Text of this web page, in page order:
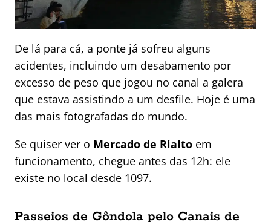
De lá para cá, a ponte já sofreu alguns
acidentes, incluindo um desabamento por
excesso de peso que jogou no canal a galera
que estava assistindo a um desfile. Hoje é uma
das mais fotografadas do mundo.
Se quiser ver o Mercado de Rialto em
funcionamento, chegue antes das 12h: ele
existe no local desde 1097.
Passeios de Gôndola pelo Canais de